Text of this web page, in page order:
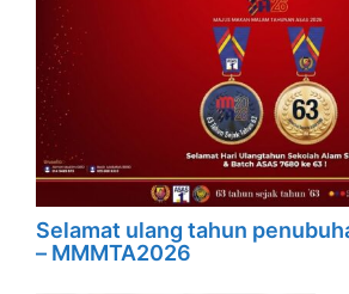
Selamat ulang tahun
– MMMTA2026